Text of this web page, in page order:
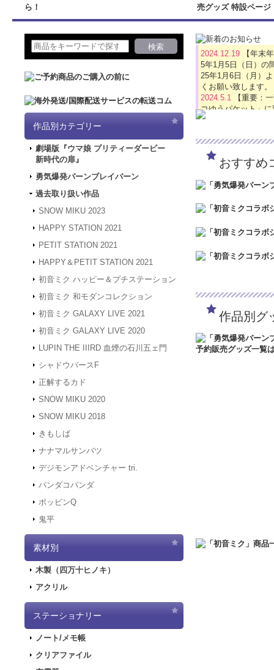
作品別カテゴリー
劇場版『ウマ娘 プリティーダービー
新時代の扉』
勇気爆発バーンブレイバーン
過去取り扱い作品
SNOW MIKU 2023
HAPPY STATION 2021
PETIT STATION 2021
HAPPY＆PETIT STATION 2021
初音ミク ハッピー＆プチステーション
初音ミク 和モダンコレクション
初音ミク GALAXY LIVE 2021
初音ミク GALAXY LIVE 2020
LUPIN THE IIIRD 血煙の石川五ェ門
シャドウバースF
正解するカド
SNOW MIKU 2020
SNOW MIKU 2018
きもしば
ナナマルサンバツ
デジモンアドベンチャー tri.
パンダコパンダ
ポッピンQ
鬼平
素材別
木製（四万十ヒノキ）
アクリル
ステーショナリー
ノート/メモ帳
クリアファイル
2024.12.19
【年末
5年1月5日（日）の
25年1月6日（月）
くお願い致します。
2024.5.1
【重要：
コゆうパケット」
2024.4.16
は4/30～5/2の間、
ど何卒よろしくお
2024.3.12「勇気爆
被災地の皆様の安
2023.12.27【年末
は、2024年1月4日
2023.4.16 【GW休
間、GW休業となり
2023.2.6
2022.1.19メンテナ
2022.1.7システム
アクセスできない
2021.7.7東京オリ
おすすめ
作品別グ